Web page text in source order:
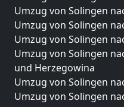
Umzug von Solingen
Umzug von Solingen
Umzug von Solingen
Umzug von Solingen
und Herzegowina
Umzug von Solingen
Umzug von Solingen